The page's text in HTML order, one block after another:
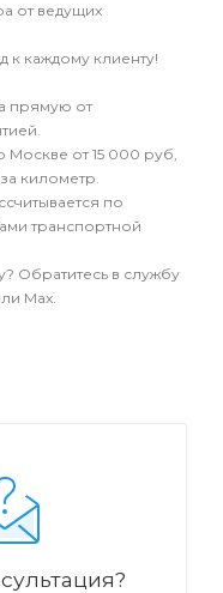
от ведущих
к каждому клиенту!
прямую от
Москве от 15 000 руб,
километр.
по
транспортной
Обратитесь в службу
Max.